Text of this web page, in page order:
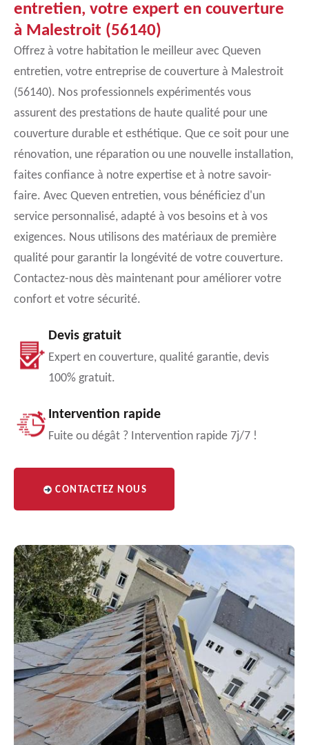
entretien, votre expert en couverture
à Malestroit (56140)
Offrez à votre habitation le meilleur avec Queven
entretien, votre entreprise de couverture à Malestroit
(56140). Nos professionnels expérimentés vous
assurent des prestations de haute qualité pour une
couverture durable et esthétique. Que ce soit pour une
rénovation, une réparation ou une nouvelle installation,
faites confiance à notre expertise et à notre savoir-
faire. Avec Queven entretien, vous bénéficiez d'un
service personnalisé, adapté à vos besoins et à vos
exigences. Nous utilisons des matériaux de première
qualité pour garantir la longévité de votre couverture.
Contactez-nous dès maintenant pour améliorer votre
confort et votre sécurité.
Devis gratuit
Expert en couverture, qualité garantie, devis
100% gratuit.
Intervention rapide
Fuite ou dégât ? Intervention rapide 7j/7 !
CONTACTEZ NOUS